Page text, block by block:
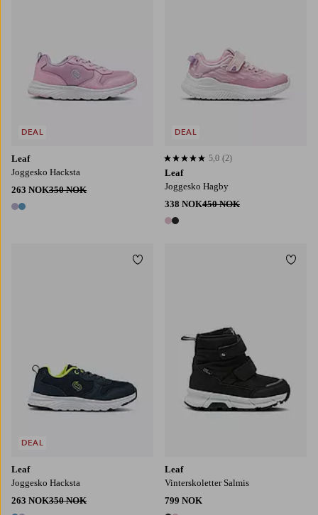
Leaf
Joggesko Hacksta
263 NOK350 NOK
2 farger
DEAL
Leaf
Joggesko Hagby
338 NOK450 NOK
2 farger
5,0 basert på 2 karaktergivninger
5,0 (2)
DEAL
Leaf
Joggesko Hacksta
263 NOK350 NOK
DEAL
Legg til favoritter
Leaf
Vinterskoletter Salmis
799 NOK